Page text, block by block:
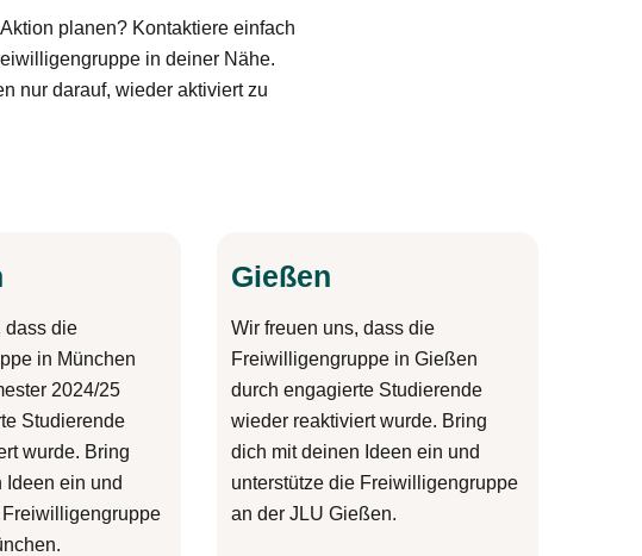
planen? Kontaktiere einfach
in deiner Nähe.
nur darauf, wieder aktiviert zu
dass die
in München
2024/25
Studierende
wurde. Bring
Ideen ein und
Gießen
Wir freuen uns, dass die
Freiwilligengruppe in Gießen
durch engagierte Studierende
wieder reaktiviert wurde. Bring
dich mit deinen Ideen ein und
unterstütze die Freiwilligengruppe
an der JLU Gießen.